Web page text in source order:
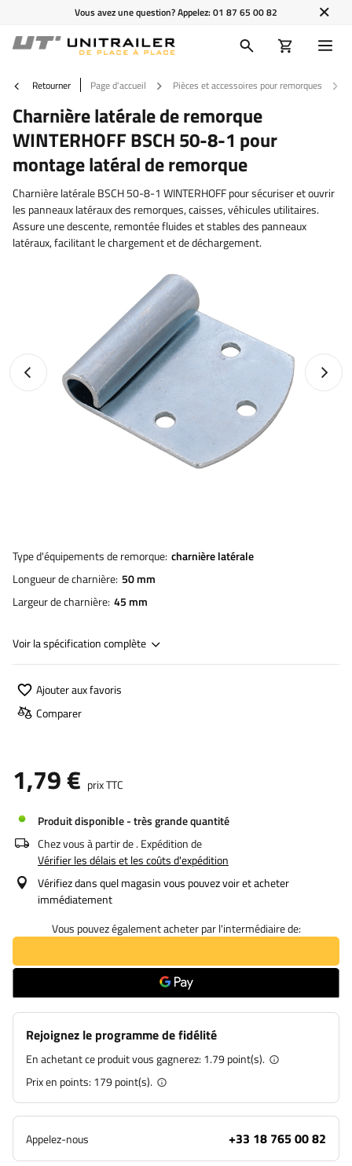
Vous avez une question? Appelez:01 87 65 00 82
Retourner Page d'accueil Pièces et accessoires pour remorques
Charnière latérale de remorque
WINTERHOFF BSCH 50-8-1 pour
montage latéral de remorque
Charnière latérale BSCH 50-8-1 WINTERHOFF pour sécuriser et ouvrir
les panneaux latéraux des remorques, caisses, véhicules utilitaires.
Assure une descente, remontée fluides et stables des panneaux
latéraux, facilitant le chargement et de déchargement.
Photo précédente Photo
Type d'équipements de remorque charnière latérale
Longueur de charnière 50 mm
Largeur de charnière 45 mm
Voir la spécification complète
Ajouter aux favoris
Comparer
1,79 € prix TTC
Produit disponible - très grande quantité
Chez vous à partir de. Expédition de
Vérifier les délais et les coûts d'expédition
Vérifiez dans quel magasin vous pouvez voir et acheter
immédiatement
Vous pouvez également acheter par l'intermédiaire de:
Rejoignez le programme de fidélité
En achetant ce produit vous gagnerez: 1.79 point(s).
Prix en points: 179point(s).
Appelez-nous +33 18 765 00 82